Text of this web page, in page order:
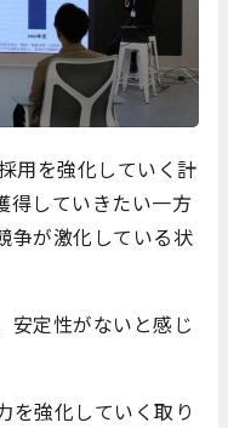
用を強化していく計
得していきたい一方
争が激化している状
安定性がないと感じ
を強化していく取り